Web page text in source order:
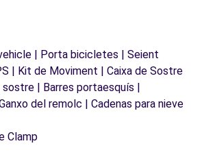
| Porta bicicletes | Seient
| Kit de Moviment | Caixa de Sostre
sostre | Barres portaesquís |
del remolc | Cadenas para nieve
Clamp